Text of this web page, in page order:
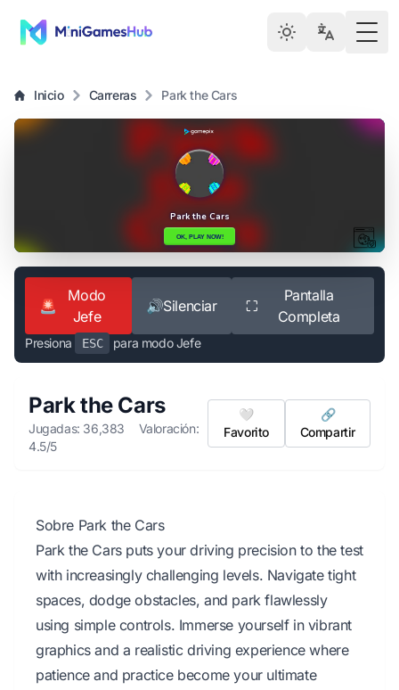
Inicio Carreras Park the Cars
🚨
Modo
Jefe
🔊Silenciar ⛶
Pantalla
Completa
Presiona ESC para modo Jefe
Park the Cars
Jugadas: 36,383
Valoración:
4.5/5
🤍
Favorito
🔗
Compartir
Sobre Park the Cars
Park the Cars puts your driving precision to the test
with increasingly challenging levels. Navigate tight
spaces, dodge obstacles, and park flawlessly
using simple controls. Immerse yourself in vibrant
graphics and a realistic driving experience where
patience and practice become your ultimate